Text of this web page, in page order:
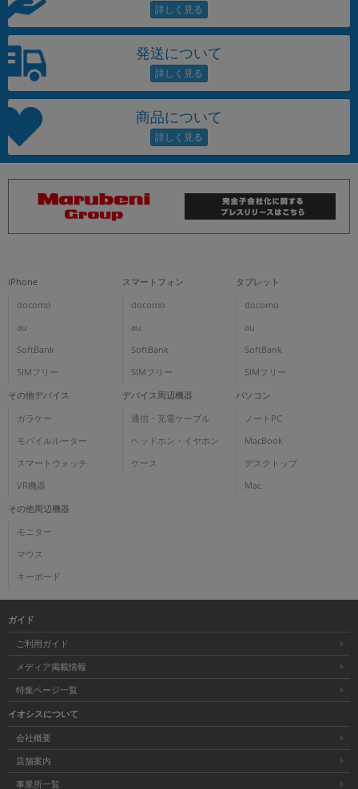
発送について
商品について
iPhone
docomo
au
SoftBank
SIMフリー
スマートフォン
docomo
au
SoftBank
SIMフリー
タブレット
docomo
au
SoftBank
SIMフリー
その他デバイス
ガラケー
モバイルルーター
スマートウォッチ
VR機器
デバイス周辺機器
通信・充電ケーブル
ヘッドホン・イヤホン
ケース
パソコン
ノートPC
MacBook
デスクトップ
Mac
その他周辺機器
モニター
マウス
キーボード
ガイド
ご利用ガイド
メディア掲載情報
特集ページ一覧
イオシスについて
会社概要
店舗案内
事業所一覧